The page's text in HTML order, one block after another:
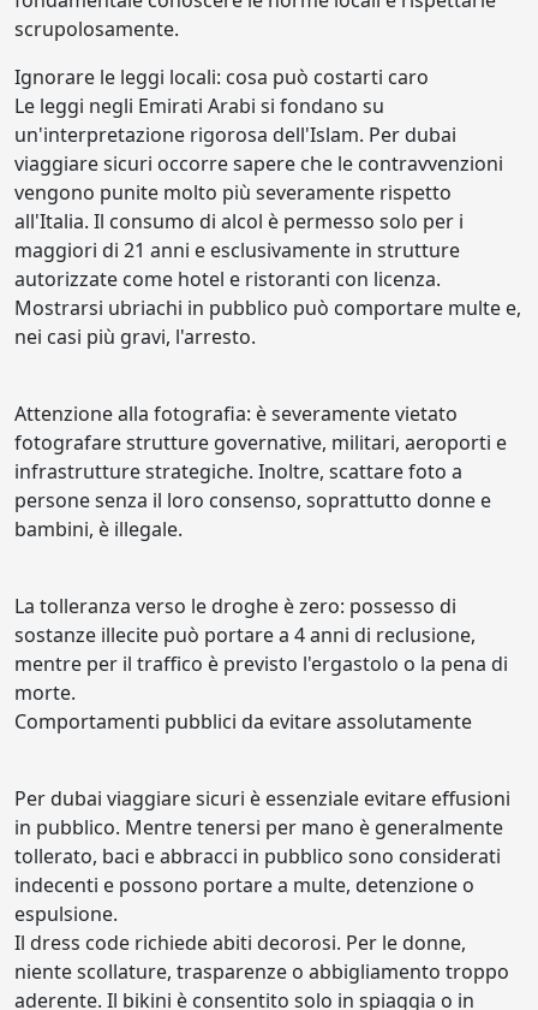
scrupolosamente.
Ignorare le leggi locali: cosa può costarti caro
Le leggi negli Emirati Arabi si fondano su
un'interpretazione rigorosa dell'Islam. Per dubai
viaggiare sicuri occorre sapere che le contravvenzioni
vengono punite molto più severamente rispetto
all'Italia. Il consumo di alcol è permesso solo per i
maggiori di 21 anni e esclusivamente in strutture
autorizzate come hotel e ristoranti con licenza.
Mostrarsi ubriachi in pubblico può comportare multe e,
nei casi più gravi, l'arresto.
Attenzione alla fotografia: è severamente vietato
fotografare strutture governative, militari, aeroporti e
infrastrutture strategiche. Inoltre, scattare foto a
persone senza il loro consenso, soprattutto donne e
bambini, è illegale.
La tolleranza verso le droghe è zero: possesso di
sostanze illecite può portare a 4 anni di reclusione,
mentre per il traffico è previsto l'ergastolo o la pena di
morte.
Comportamenti pubblici da evitare assolutamente
Per dubai viaggiare sicuri è essenziale evitare effusioni
in pubblico. Mentre tenersi per mano è generalmente
tollerato, baci e abbracci in pubblico sono considerati
indecenti e possono portare a multe, detenzione o
espulsione.
Il dress code richiede abiti decorosi. Per le donne,
niente scollature, trasparenze o abbigliamento troppo
aderente. Il bikini è consentito solo in spiaggia o in